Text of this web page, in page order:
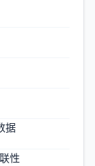
据
性